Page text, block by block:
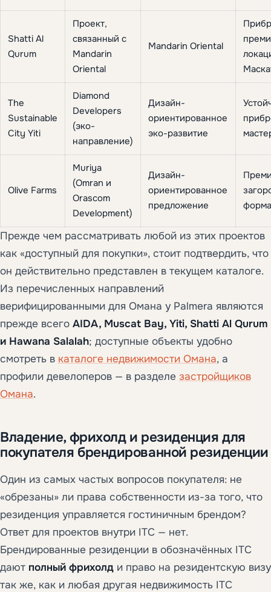
Shatti Al
Qurum
Проект,
связанный с
Mandarin
Oriental
Mandarin Oriental
The
Sustainable
City Yiti
Diamond
Developers
(эко-
направление)
Дизайн-
ориентированное
эко-развитие
Olive Farms
Muriya
(Omran и
Orascom
Development)
Дизайн-
ориентированное
предложение
Прежде чем рассматривать любой из этих проектов
как «доступный для покупки», стоит подтвердить, что
он действительно представлен в текущем каталоге.
Из перечисленных направлений
верифицированными для Омана у Palmera являются
прежде всего AIDA, Muscat Bay, Yiti, Shatti Al Qurum
и Hawana Salalah; доступные объекты удобно
смотреть в каталоге недвижимости Омана, а
профили девелоперов — в разделе застройщиков
Омана.
Владение, фрихолд и резиденция для
покупателя брендированной резиденции
Один из самых частых вопросов покупателя: не
«обрезаны» ли права собственности из-за того, что
резиденция управляется гостиничным брендом?
Ответ для проектов внутри ITC — нет.
Брендированные резиденции в обозначённых ITC
дают полный фрихолд и право на резидентскую визу
так же, как и любая другая недвижимость ITC